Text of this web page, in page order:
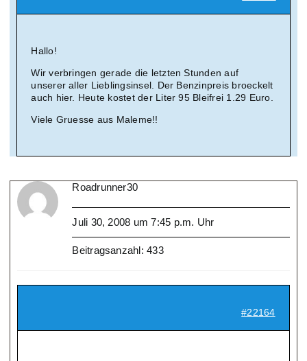
Hallo!
Wir verbringen gerade die letzten Stunden auf
unserer aller Lieblingsinsel. Der Benzinpreis broeckelt
auch hier. Heute kostet der Liter 95 Bleifrei 1.29 Euro.
Viele Gruesse aus Maleme!!
Roadrunner30
Juli 30, 2008 um 7:45 p.m. Uhr
Beitragsanzahl: 433
#22164